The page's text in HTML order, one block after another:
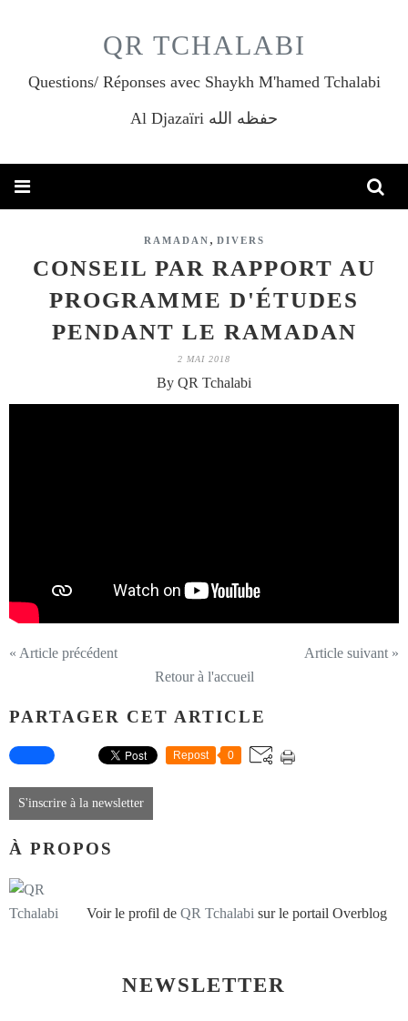
QR TCHALABI
Questions/ Réponses avec Shaykh M'hamed Tchalabi
Al Djazaïri حفظه الله
RAMADAN , DIVERS
CONSEIL PAR RAPPORT AU
PROGRAMME D'ÉTUDES
PENDANT LE RAMADAN
2 MAI 2018
By QR Tchalabi
« Article précédent
Article suivant »
Retour à l'accueil
PARTAGER CET ARTICLE
Repost 0
S'inscrire à la newsletter
À PROPOS
Voir le profil de QR Tchalabi sur le portail Overblog
NEWSLETTER